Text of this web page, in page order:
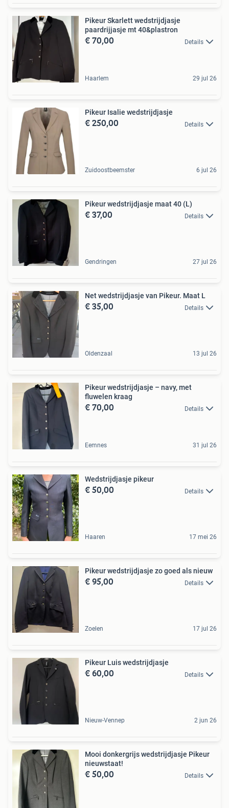
Pikeur Skarlett wedstrijdjasje
paardrijjasje mt 40&plastron
€ 70,00 Details
Haarlem 29 jul 26
Pikeur Isalie wedstrijdjasje
€ 250,00 Details
Zuidoostbeemster 6 jul 26
Pikeur wedstrijdjasje maat 40 (L)
€ 37,00 Details
Gendringen 27 jul 26
Net wedstrijdjasje van Pikeur. Maat L
€ 35,00 Details
Oldenzaal 13 jul 26
Pikeur wedstrijdjasje – navy, met
fluwelen kraag
€ 70,00 Details
Eemnes 31 jul 26
Wedstrijdjasje pikeur
€ 50,00 Details
Haaren 17 mei 26
Pikeur wedstrijdjasje zo goed als nieuw
€ 95,00 Details
Zoelen 17 jul 26
Pikeur Luis wedstrijdjasje
€ 60,00 Details
Nieuw-Vennep 2 jun 26
Mooi donkergrijs wedstrijdjasje Pikeur
nieuwstaat!
€ 50,00 Details